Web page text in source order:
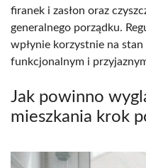
firanek i zasłon oraz
generalnego porządku.
wpłynie korzystnie na
funkcjonalnym i
Jak powinno
mieszkania krok